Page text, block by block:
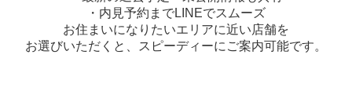
・内見予約までLINEでスムーズ
お住まいになりたいエリアに近い店舗を
お選びいただくと、
スピーディーにご案内可能です。